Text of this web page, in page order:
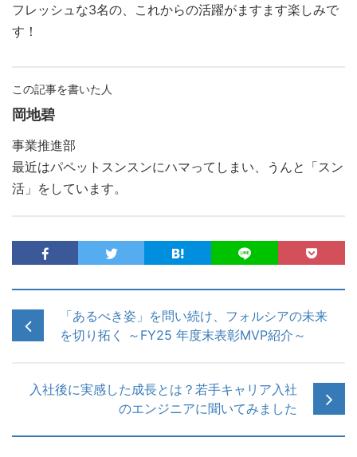
フレッシュな3名の、これからの活躍がますます楽しみで
す！
この記事を書いた人
岡地碧
事業推進部
最近はパペットスンスンにハマってしまい、うんと「スン
活」をしています。
「あるべき姿」を問い続け、フォルシアの未来
を切り拓く ～FY25 年度末表彰MVP紹介～
入社後に実感した成長とは？若手キャリア入社
のエンジニアに聞いてみました